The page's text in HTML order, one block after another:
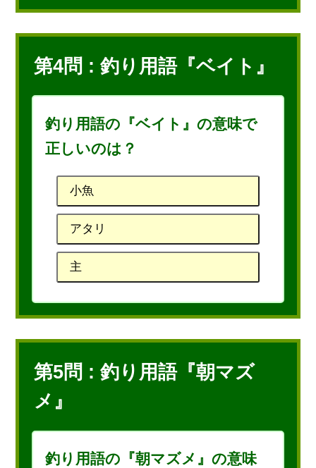
第4問 : 釣り用語『ベイト』
釣り用語の『ベイト』の意味で
正しいのは？
小魚
アタリ
主
第5問 : 釣り用語『朝マズ
メ』
釣り用語の『朝マズメ』の意味